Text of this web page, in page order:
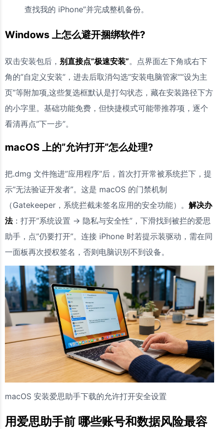
查找我的 iPhone”并完成整机备份。
Windows 上怎么避开捆绑软件?
双击安装包后， 别直接点”极速安装”。点界面左下角或右下
角的”自定义安装”，进去后取消勾选”安装电脑管家””设为主
页”等附加项,这些复选框默认是打勾状态，藏在安装路径下方
的小字里。基础功能免费，但快捷模式可能带推荐项，逐个
看清再点”下一步”。
macOS 上的”允许打开”怎么处理?
把.dmg 文件拖进”应用程序”后，首次打开常被系统拦下，提
示”无法验证开发者”。这是 macOS 的门禁机制
（Gatekeeper，系统拦截未签名应用的安全功能）。 解决办
法：打开”系统设置 → 隐私与安全性”，下滑找到被拦的爱思
助手，点”仍要打开”。连接 iPhone 时若提示装驱动，需在同
一面板再次授权签名，否则电脑识别不到设备。
macOS 安装爱思助手下载的允许打开安全设置
用爱思助手前 哪些账号和数据风险最容